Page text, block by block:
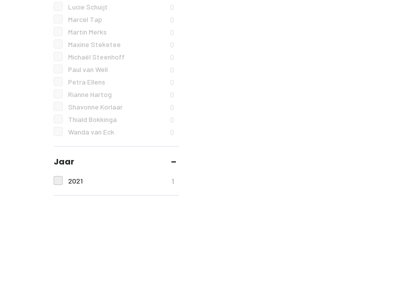
Lucie Schuijt 0
Marcel Tap 0
Martin Merks 0
Maxine Steketee 0
Michaël Steenhoff 0
Paul van Well 0
Petra Ellens 0
Rianne Hartog 0
Shavonne Korlaar 0
Thiald Bokkinga 0
Wanda van Eck 0
Jaar
2021 1